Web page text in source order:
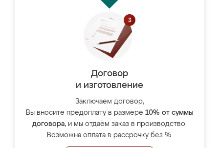
Договор
и изготовление
Заключаем договор,
Вы вносите предоплату в размере 10% от суммы
договора, и мы отдаём заказ в производство.
Возможна оплата в рассрочку без %.